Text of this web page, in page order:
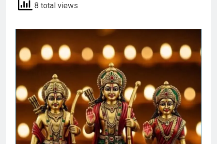
8 total views